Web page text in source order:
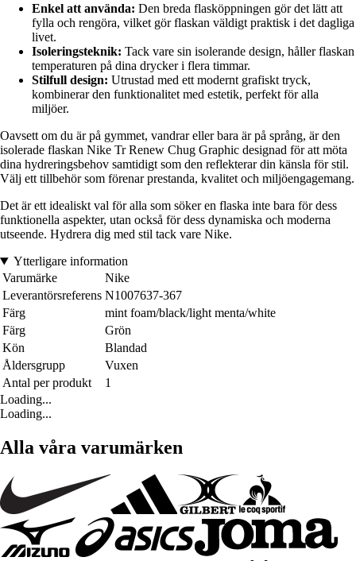
Enkel att använda: Den breda flasköppningen gör det lätt att
fylla och rengöra, vilket gör flaskan väldigt praktisk i det dagliga
livet.
Isoleringsteknik: Tack vare sin isolerande design, håller flaskan
temperaturen på dina drycker i flera timmar.
Stilfull design: Utrustad med ett modernt grafiskt tryck,
kombinerar den funktionalitet med estetik, perfekt för alla
miljöer.
Oavsett om du är på gymmet, vandrar eller bara är på språng, är den
isolerade flaskan Nike Tr Renew Chug Graphic designad för att möta
dina hydreringsbehov samtidigt som den reflekterar din känsla för stil.
Välj ett tillbehör som förenar prestanda, kvalitet och miljöengagemang.
Det är ett idealiskt val för alla som söker en flaska inte bara för dess
funktionella aspekter, utan också för dess dynamiska och moderna
utseende. Hydrera dig med stil tack vare Nike.
Ytterligare information
Varumärke
Nike
Leverantörsreferens N1007637-367
Färg
mint foam/black/light menta/white
Färg
Grön
Kön
Blandad
Åldersgrupp
Vuxen
Antal per produkt
1
Loading...
Loading...
Alla våra varumärken